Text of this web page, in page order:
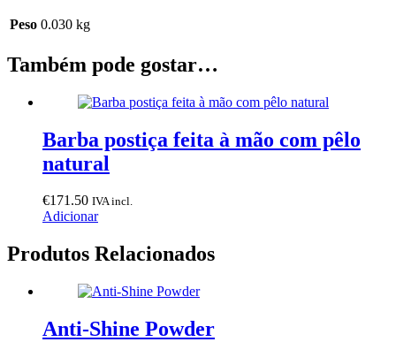
Peso 0.030 kg
Também pode gostar…
Barba postiça feita à mão com pêlo
natural
€171.50 IVA incl.
Adicionar
Produtos Relacionados
Anti-Shine Powder